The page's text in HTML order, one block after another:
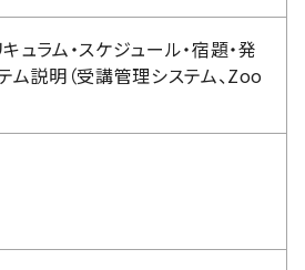
ュラム・スケジュール・宿題・発
ム説明（受講管理システム、Zoo